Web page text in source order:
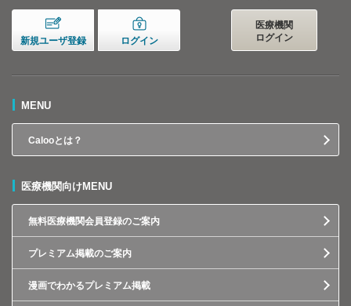
新規ユーザ登録 ログイン
医療機関
ログイン
MENU
Calooとは？
医療機関向けMENU
無料医療機関会員登録のご案内
プレミアム掲載のご案内
漫画でわかるプレミアム掲載